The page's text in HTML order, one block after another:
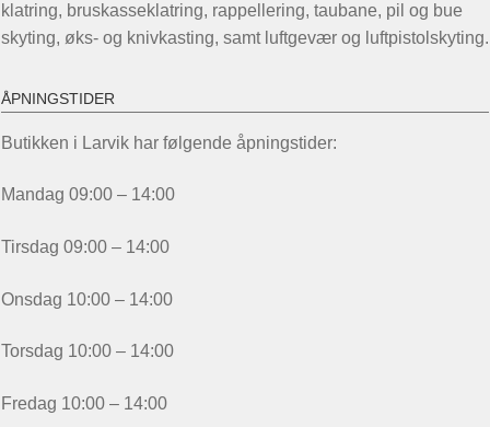
klatring, bruskasseklatring, rappellering, taubane, pil og bue
skyting, øks- og knivkasting, samt luftgevær og luftpistolskyting.
ÅPNINGSTIDER
Butikken i Larvik har følgende åpningstider:
Mandag 09:00 – 14:00
Tirsdag 09:00 – 14:00
Onsdag 10:00 – 14:00
Torsdag 10:00 – 14:00
Fredag 10:00 – 14:00